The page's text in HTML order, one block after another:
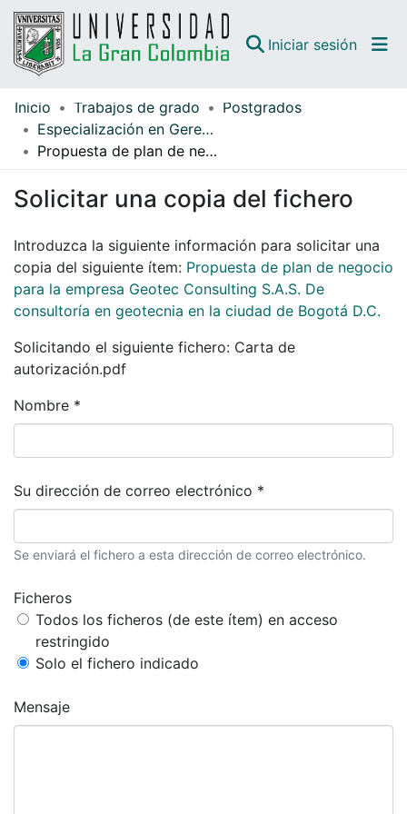
Iniciar sesión
Comunidades
Todo DSpace
Guías
Inicio Trabajos de grado
Postgrados
Especialización en Gerencia
Propuesta de plan de negocio para la empresa Geotec Consulting S.A.S. De consultoría en geotecnia en la ciudad de Bogotá D.C.
Solicitar una copia del fichero
Introduzca la siguiente información para solicitar una
copia del siguiente ítem: Propuesta de plan de negocio
para la empresa Geotec Consulting S.A.S. De
consultoría en geotecnia en la ciudad de Bogotá D.C.
Solicitando el siguiente fichero: Carta de
autorización.pdf
Nombre *
Su dirección de correo electrónico *
Se enviará el fichero a esta dirección de correo electrónico.
Ficheros
Todos los ficheros (de este ítem) en acceso
restringido
Solo el fichero indicado
Mensaje